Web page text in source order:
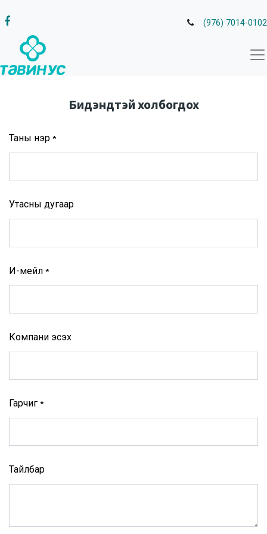
(976) 7014-0102
Бидэндтэй холбогдох
Таны нэр *
Утасны дугаар
И-мейл *
Компани эсэх
Гарчиг *
Тайлбар